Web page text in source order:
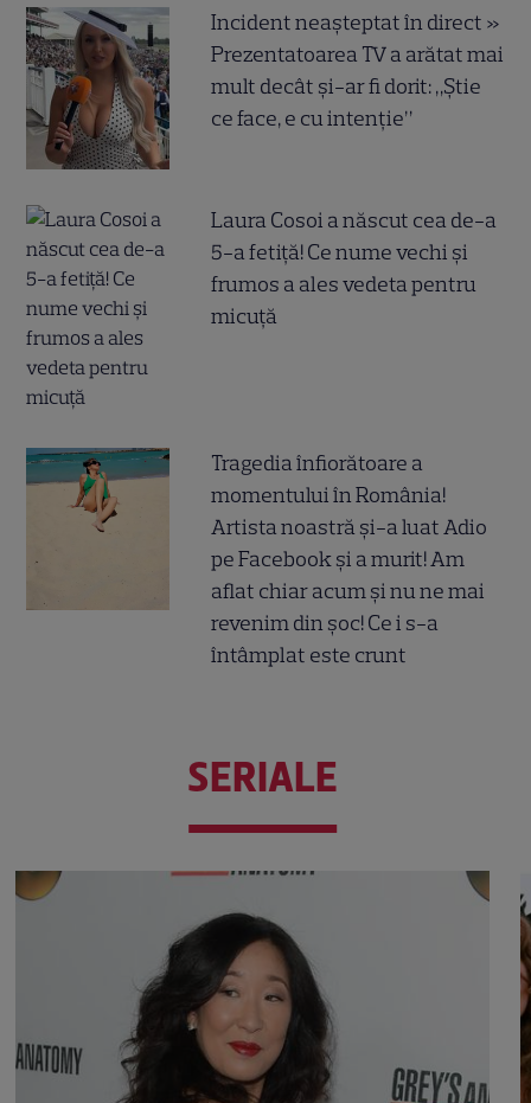
Incident neașteptat în direct »
Prezentatoarea TV a arătat mai
mult decât și-ar fi dorit: „Știe
ce face, e cu intenție”
Laura Cosoi a născut cea de-a
5-a fetiță! Ce nume vechi și
frumos a ales vedeta pentru
micuță
Tragedia înfiorătoare a
momentului în România!
Artista noastră și-a luat Adio
pe Facebook și a murit! Am
aflat chiar acum și nu ne mai
revenim din șoc! Ce i s-a
întâmplat este crunt
SERIALE